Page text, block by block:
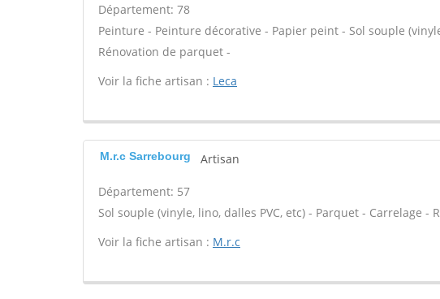
Département: 78
Peinture - Peinture décorative - Papier peint - Sol souple
Rénovation de parquet -
Voir la fiche artisan : Leca
M.r.c Sarrebourg Artisan
Département: 57
Sol souple (vinyle, lino, dalles PVC, etc) - Parquet - Carrelage
Voir la fiche artisan : M.r.c